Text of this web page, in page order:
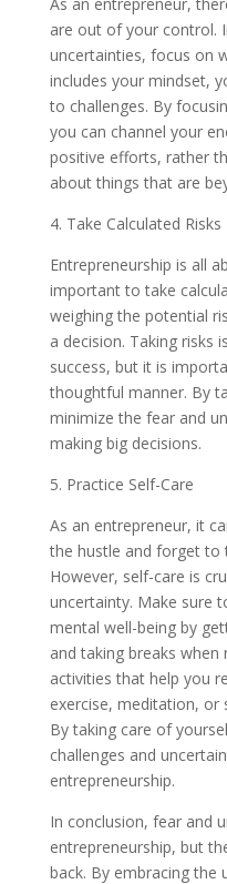
are out of your control.
uncertainties, focus on
includes your mindset,
to challenges. By
you can channel your
positive efforts, rather
about things that are
4. Take Calculated Risks
Entrepreneurship is all
important to take
weighing the potential
a decision. Taking risks
success, but it is
thoughtful manner. By
minimize the fear and
making big decisions.
5. Practice Self-Care
As an entrepreneur, it
the hustle and forget to
However, self-care is
uncertainty. Make sure
mental well-being by
and taking breaks when
activities that help you
exercise, meditation, or
By taking care of
challenges and
entrepreneurship.
In conclusion, fear and
entrepreneurship, but
back. By embracing the